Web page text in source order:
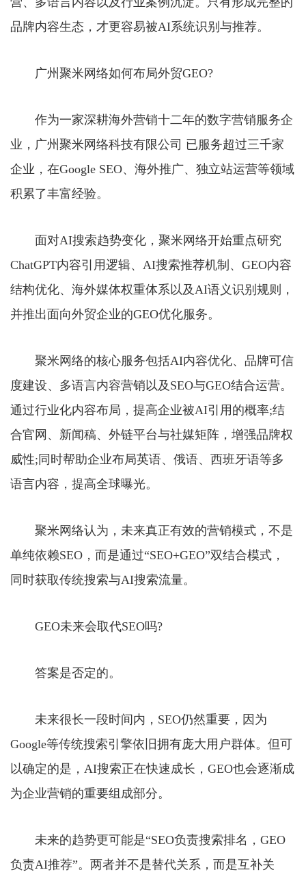
品牌内容生态，才更容易被AI系统识别与推荐。
广州聚米网络如何布局外贸GEO?
作为一家深耕海外营销十二年的数字营销服务企
业，广州聚米网络科技有限公司 已服务超过三千家
企业，在Google SEO、海外推广、独立站运营等领域
积累了丰富经验。
面对AI搜索趋势变化，聚米网络开始重点研究
ChatGPT内容引用逻辑、AI搜索推荐机制、GEO内容
结构优化、海外媒体权重体系以及AI语义识别规则，
并推出面向外贸企业的GEO优化服务。
聚米网络的核心服务包括AI内容优化、品牌可信
度建设、多语言内容营销以及SEO与GEO结合运营。
通过行业化内容布局，提高企业被AI引用的概率;结
合官网、新闻稿、外链平台与社媒矩阵，增强品牌权
威性;同时帮助企业布局英语、俄语、西班牙语等多
语言内容，提高全球曝光。
聚米网络认为，未来真正有效的营销模式，不是
单纯依赖SEO，而是通过“SEO+GEO”双结合模式，
同时获取传统搜索与AI搜索流量。
GEO未来会取代SEO吗?
答案是否定的。
未来很长一段时间内，SEO仍然重要，因为
Google等传统搜索引擎依旧拥有庞大用户群体。但可
以确定的是，AI搜索正在快速成长，GEO也会逐渐成
为企业营销的重要组成部分。
未来的趋势更可能是“SEO负责搜索排名，GEO
负责AI推荐”。两者并不是替代关系，而是互补关